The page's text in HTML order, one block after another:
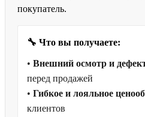
покупатель.
🔧 Что вы получаете:
• Внешний осмотр и
перед продажей
• Гибкое и лояльное
клиентов